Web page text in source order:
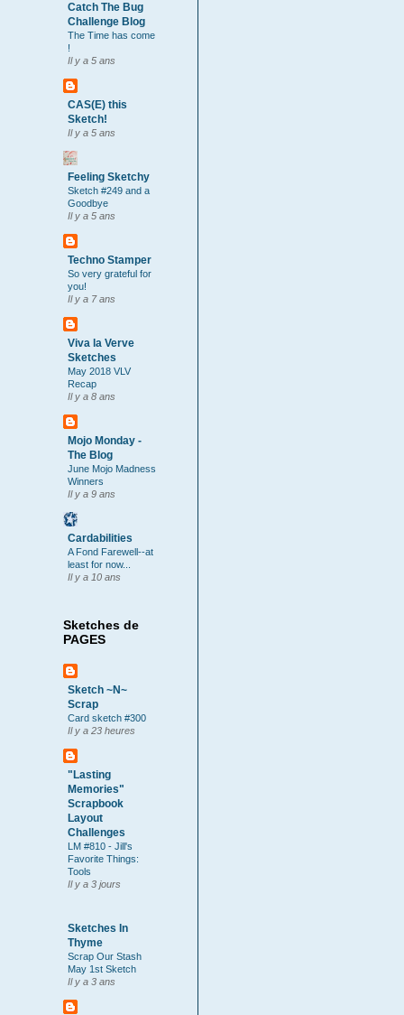
Catch The Bug
Challenge Blog
The Time has come
!
Il y a 5 ans
CAS(E) this
Sketch!
Il y a 5 ans
Feeling Sketchy
Sketch #249 and a
Goodbye
Il y a 5 ans
Techno Stamper
So very grateful for
you!
Il y a 7 ans
Viva la Verve
Sketches
May 2018 VLV
Recap
Il y a 8 ans
Mojo Monday -
The Blog
June Mojo Madness
Winners
Il y a 9 ans
Cardabilities
A Fond Farewell--at
least for now...
Il y a 10 ans
Sketches de
PAGES
Sketch ~N~
Scrap
Card sketch #300
Il y a 23 heures
"Lasting
Memories"
Scrapbook
Layout
Challenges
LM #810 - Jill's
Favorite Things:
Tools
Il y a 3 jours
Sketches In
Thyme
Scrap Our Stash
May 1st Sketch
Il y a 3 ans